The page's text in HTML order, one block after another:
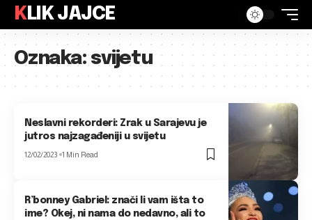
KLIK JAJCE
Oznaka:svijetu
Neslavni rekorderi: Zrak u Sarajevu je
jutros najzagađeniji u svijetu
12/02/2023 1 Min Read
R’bonney Gabriel: znači li vam išta to
ime? Okej, ni nama do nedavno, ali to